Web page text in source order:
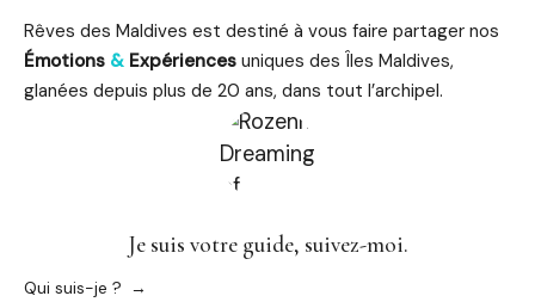
Rêves des Maldives est destiné à vous faire partager nos
Émotions & Expériences uniques des Îles Maldives,
glanées depuis plus de 20 ans, dans tout l’archipel.
Je suis votre guide, suivez-moi.
Qui suis-je ?